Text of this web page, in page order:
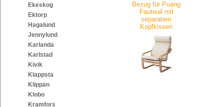
Ekeskog
Ektorp
Hagalund
Jennylund
Karlanda
Karlstad
Kivik
Klappsta
Klippan
Klobo
Kramfors
Bezug für Poang
Fauteuil mit
separatem
Kopfkissen